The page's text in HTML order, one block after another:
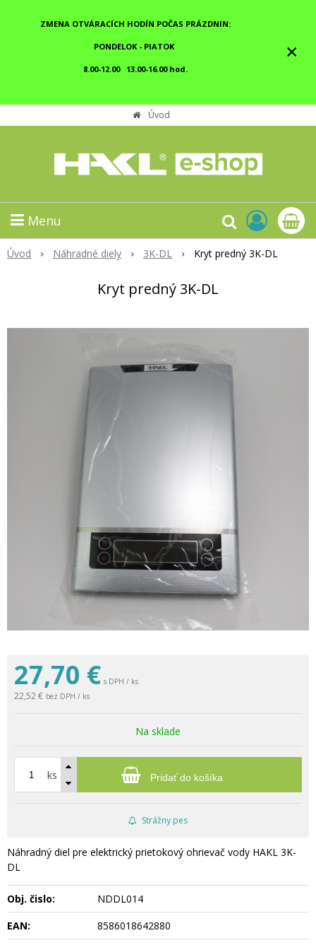
ZMENA OTVÁRACÍCH HODÍN POČAS PRÁZDNIN:
PONDELOK - PIATOK
8.00-12.00 13.00-16.00 hod.
×
Úvod
Menu
Úvod Náhradné diely 3K-DL Kryt predný 3K-DL
Kryt predný 3K-DL
27,70 € s DPH / ks
22,52 € bez DPH / ks
Na sklade
ks Pridať do košíka
Strážny pes
Náhradný diel pre elektrický prietokový ohrievač vody HAKL 3K-
DL
Obj. čislo:
NDDL014
EAN:
8586018642880